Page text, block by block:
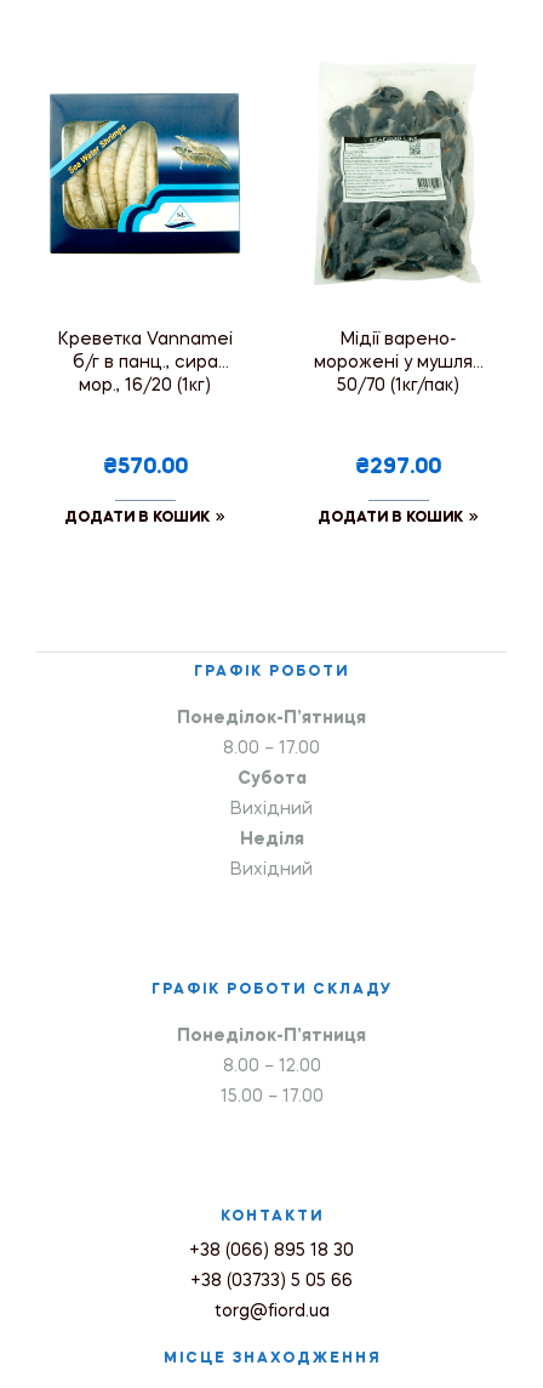
Креветка Vannamei
б/г в панц., сира
мор., 16/20 (1кг)
₴570.00
ДОДАТИ В КОШИК
Мідії варено-
морожені у мушлях
50/70 (1кг/пак)
₴297.00
ДОДАТИ В КОШИК
ГРАФІК РОБОТИ
Понеділок-П’ятниця
8.00 – 17.00
Субота
Вихідний
Неділя
Вихідний
ГРАФІК РОБОТИ СКЛАДУ
Понеділок-П’ятниця
8.00 – 12.00
15.00 – 17.00
КОНТАКТИ
+38 (066) 895 18 30
+38 (03733) 5 05 66
torg@fiord.ua
МІСЦЕ ЗНАХОДЖЕННЯ